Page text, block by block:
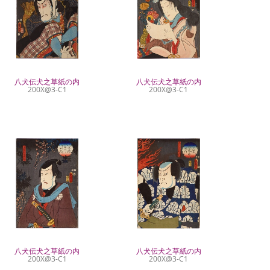
八犬伝犬之草紙の内
200X@3-C1
八犬伝犬之草紙の内
200X@3-C1
八犬伝犬之草紙の内
200X@3-C1
八犬伝犬之草紙の内
200X@3-C1